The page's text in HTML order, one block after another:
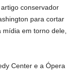
conservador
para cortar
em torno dele,
Center e a Ópera